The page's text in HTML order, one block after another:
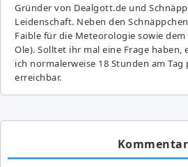
Gründer von Dealgott.de und
Leidenschaft. Neben den
Fai­ble für die Meteorologie sowie
Ole). Solltet ihr mal eine Frage haben,
ich normalerweise 18 Stunden am
erreichbar.